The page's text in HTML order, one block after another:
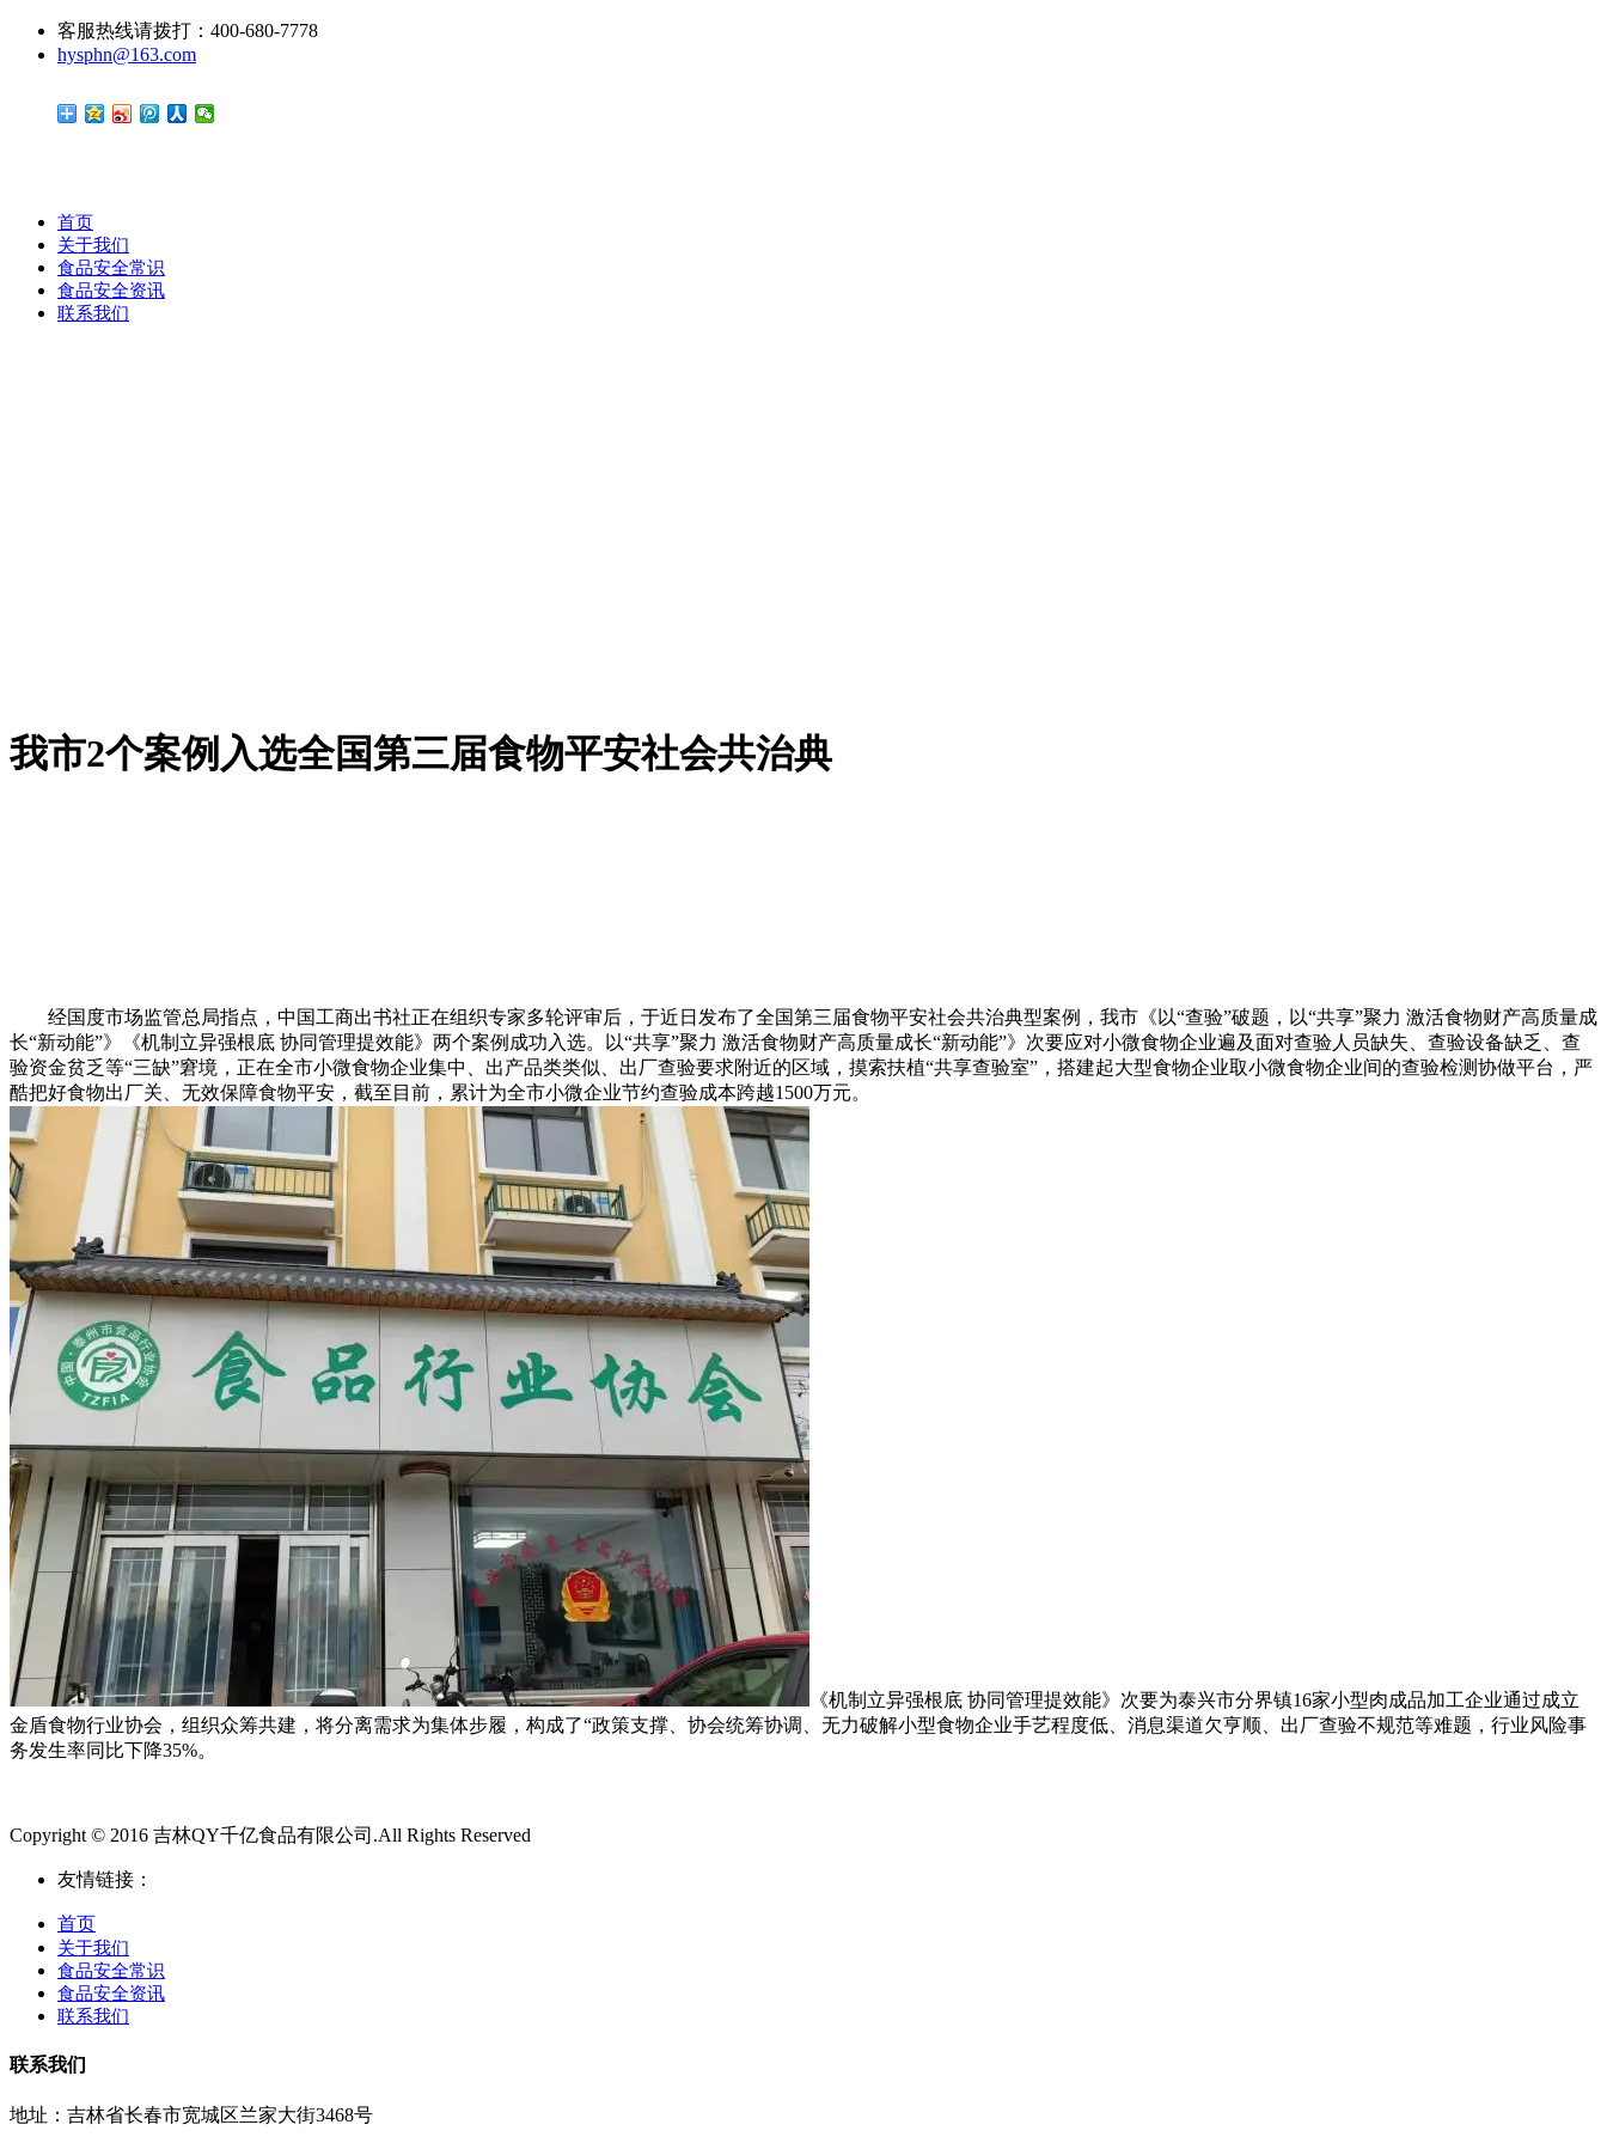
客服热线请拨打：400-680-7778
hysphn@163.com
首页
关于我们
食品安全常识
食品安全资讯
联系我们
我市2个案例入选全国第三届食物平安社会共治典
经国度市场监管总局指点，中国工商出书社正在组织专家多轮评审后，于近日发布了全国第三届食物平安社会共治典型案例，我市《以“查验”破题，以“共享”聚力 激活食物财产高质量成
长“新动能”》《机制立异强根底 协同管理提效能》两个案例成功入选。以“共享”聚力 激活食物财产高质量成长“新动能”》次要应对小微食物企业遍及面对查验人员缺失、查验设备缺乏、查
验资金贫乏等“三缺”窘境，正在全市小微食物企业集中、出产品类类似、出厂查验要求附近的区域，摸索扶植“共享查验室”，搭建起大型食物企业取小微食物企业间的查验检测协做平台，严
酷把好食物出厂关、无效保障食物平安，截至目前，累计为全市小微企业节约查验成本跨越1500万元。
《机制立异强根底 协同管理提效能》次要为泰兴市分界镇16家小型肉成品加工企业通过成立
金盾食物行业协会，组织众筹共建，将分离需求为集体步履，构成了“政策支撑、协会统筹协调、无力破解小型食物企业手艺程度低、消息渠道欠亨顺、出厂查验不规范等难题，行业风险事
务发生率同比下降35%。
Copyright © 2016 吉林QY千亿食品有限公司.All Rights Reserved
友情链接：
首页
关于我们
食品安全常识
食品安全资讯
联系我们
联系我们
地址：吉林省长春市宽城区兰家大街3468号